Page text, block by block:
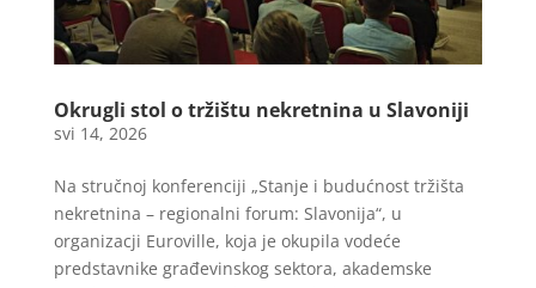
Okrugli stol o tržištu nekretnina u Slavoniji
svi 14, 2026
Na stručnoj konferenciji „Stanje i budućnost tržišta
nekretnina – regionalni forum: Slavonija“, u
organizacji Euroville, koja je okupila vodeće
predstavnike građevinskog sektora, akademske